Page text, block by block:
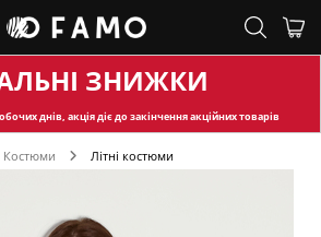
ЗНИЖКИ
днів, акція діє до закінчення акційних товарів
Костюми Літні костюми